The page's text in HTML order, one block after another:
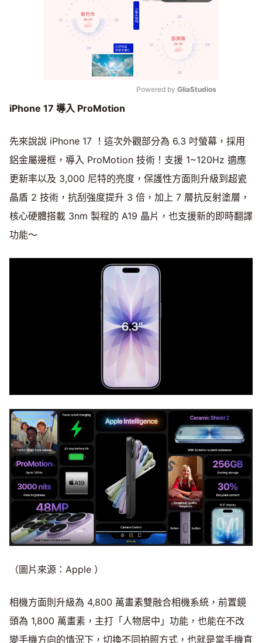
Powered by GliaStudios
iPhone 17 導入 ProMotion
先來說說 iPhone 17 ！這次外觀部分為 6.3 吋螢幕，採用
鋁金屬邊框，導入 ProMotion 技術！支援 1~120Hz 適應
更新率以及 3,000 尼特的亮度，保護性方面則升級到超瓷
晶盾 2 技術，抗刮強度提升 3 倍，加上 7 層抗反射塗層，
核心硬體搭載 3nm 製程的 A19 晶片，也支援新的即時翻譯
功能～
（圖片來源：Apple ）
相機方面則升級為 4,800 萬畫素雙融合相機系統，前置鏡
頭為 1,800 萬畫素，主打「人物居中」功能，也能在不改
變手機方向的情況下，切換不同拍照方式，也就是當手機直